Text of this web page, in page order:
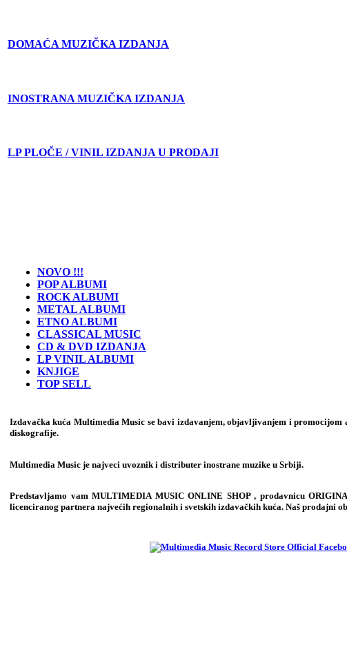
DOMAĆA MUZIČKA IZDANJA
INOSTRANA MUZIČKA IZDANJA
LP PLOČE / VINIL IZDANJA U PRODAJI
NOVO !!!
POP ALBUMI
ROCK ALBUMI
METAL ALBUMI
ETNO ALBUMI
CLASSICAL MUSIC
CD & DVD IZDANJA
LP VINIL ALBUMI
KNJIGE
TOP SELL
Izdavačka kuća Multimedia Music se bavi izdavanjem, objavljivanjem i
diskografije.
Multimedia Music je najveci uvoznik i distributer inostrane muzike u Srbiji.
Predstavljamo vamMULTIMEDIA MUSIC ONLINE SHOP, prodavnicu
licenciranog partnera najvećih regionalnih i svetskih izdavačkih kuća. Naš prodajni